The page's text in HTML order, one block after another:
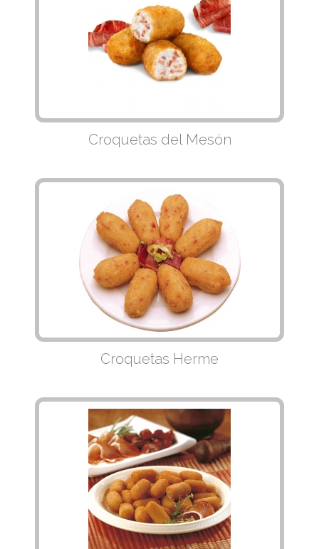
Croquetas del Mesón
Croquetas Herme